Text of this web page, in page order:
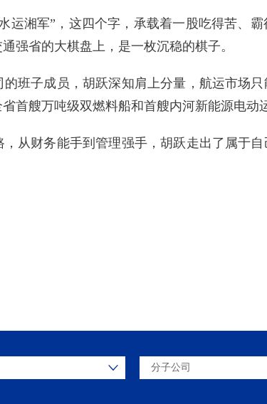
运湘军”，这四个字，承载着一股吃得苦、
强省的大棋盘上，是一枚沉稳的棋子。
班子成员，胡跃深知肩上分量，航运市场
首艘万吨级双燃料船和首艘内河新能源电动
从财务能手到管理强手，胡跃走出了属于